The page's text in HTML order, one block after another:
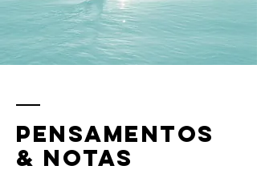
Pensamentos
& notas